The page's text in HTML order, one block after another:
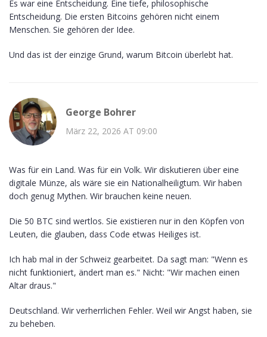
Es war eine Entscheidung. Eine tiefe, philosophische
Entscheidung. Die ersten Bitcoins gehören nicht einem
Menschen. Sie gehören der Idee.
Und das ist der einzige Grund, warum Bitcoin überlebt hat.
George Bohrer
März 22, 2026 AT 09:00
Was für ein Land. Was für ein Volk. Wir diskutieren über eine
digitale Münze, als wäre sie ein Nationalheiligtum. Wir haben
doch genug Mythen. Wir brauchen keine neuen.
Die 50 BTC sind wertlos. Sie existieren nur in den Köpfen von
Leuten, die glauben, dass Code etwas Heiliges ist.
Ich hab mal in der Schweiz gearbeitet. Da sagt man: "Wenn es
nicht funktioniert, ändert man es." Nicht: "Wir machen einen
Altar draus."
Deutschland. Wir verherrlichen Fehler. Weil wir Angst haben, sie
zu beheben.